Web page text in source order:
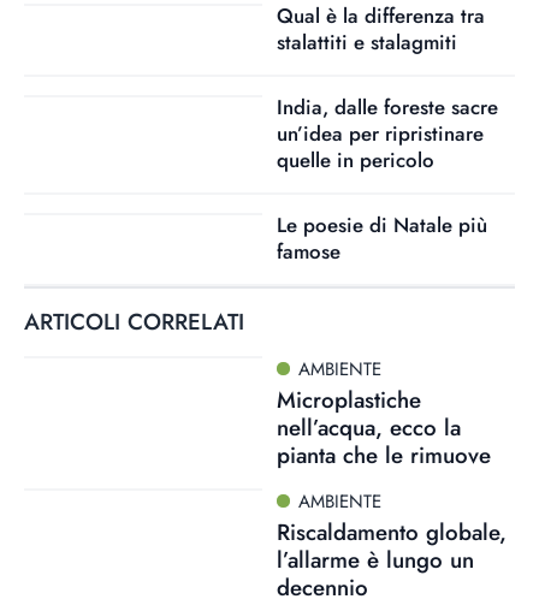
Qual è la differenza tra
stalattiti e stalagmiti
India, dalle foreste sacre
un’idea per ripristinare
quelle in pericolo
Le poesie di Natale più
famose
ARTICOLI CORRELATI
AMBIENTE
Microplastiche
nell’acqua, ecco la
pianta che le rimuove
AMBIENTE
Riscaldamento globale,
l’allarme è lungo un
decennio